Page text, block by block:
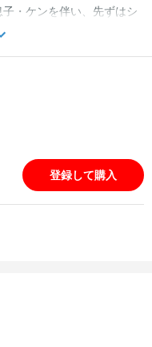
・ケンを伴い、先ずはシ
の調査旅行の二つの目的
その動物は“青いけもの”と
登録して購入